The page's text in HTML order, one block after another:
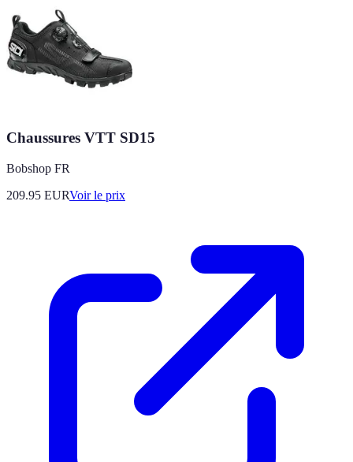
Chaussures VTT SD15
Bobshop FR
209.95 EURVoir le prix